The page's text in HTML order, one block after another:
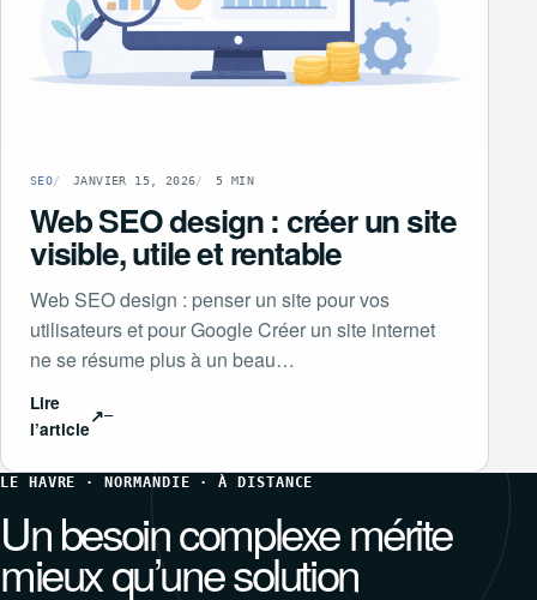
SEO JANVIER 15, 2026 5 MIN
Web SEO design : créer un site
visible, utile et rentable
Web SEO design : penser un site pour vos
utilisateurs et pour Google Créer un site internet
ne se résume plus à un beau…
Lire
l’article
↗
LE HAVRE · NORMANDIE · À DISTANCE
Un besoin complexe mérite
mieux qu’une solution